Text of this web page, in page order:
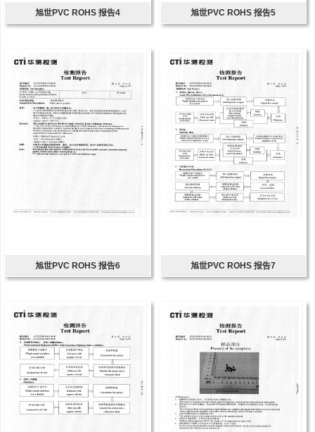
旭世PVC ROHS 报告4 旭世PVC ROHS 报告5
旭世PVC ROHS 报告6 旭世PVC ROHS 报告7